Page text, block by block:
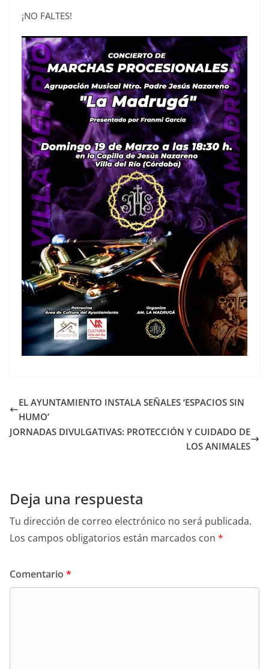
¡NO FALTES!
EL AYUNTAMIENTO INSTALA SEÑALES ‘ESPACIOS SIN
HUMO’
JORNADAS DIVULGATIVAS: PROTECCIÓN Y CUIDADO DE
LOS ANIMALES
Deja una respuesta
Tu dirección de correo electrónico no será publicada.
Los campos obligatorios están marcados con *
Comentario *